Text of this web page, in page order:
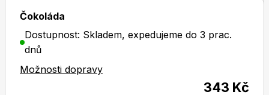
Sudoku a křížovky
do hrníčku... Splněný sen! Nabízíme vám inspiraci na
víkendové pečení, tipy na slavnostní dorty i sladké
maličkosti pro každodenní potěšení. Být čokoholikem
je tak snadné...
Čokoláda
Dostupnost: Skladem, expedujeme do 3 prac.
dnů
Možnosti dopravy
343 Kč